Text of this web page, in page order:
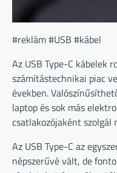
#reklám #USB #kábel
Az USB Type-C kábelek
számítástechnikai piac
években.
laptop és sok más
csatlakozójaként szolgál
Az USB Type-C az
népszerűvé vált, de